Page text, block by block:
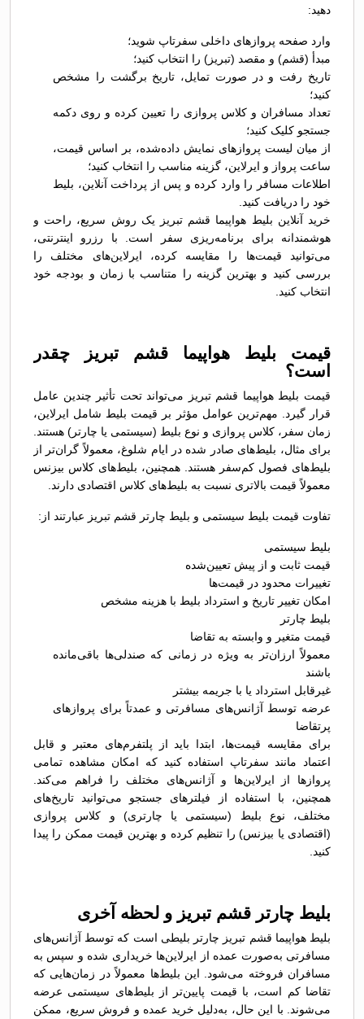
دهید:
وارد صفحه پروازهای داخلی سفرتاپ شوید؛
مبدأ (قشم) و مقصد (تبریز) را انتخاب کنید؛
تاریخ رفت و در صورت تمایل، تاریخ برگشت را مشخص
کنید؛
تعداد مسافران و کلاس پروازی را تعیین کرده و روی دکمه
جستجو کلیک کنید؛
از میان لیست پروازهای نمایش داده‌شده، بر اساس قیمت،
ساعت پرواز و ایرلاین، گزینه مناسب را انتخاب کنید؛
اطلاعات مسافر را وارد کرده و پس از پرداخت آنلاین، بلیط
خود را دریافت کنید.
خرید آنلاین بلیط هواپیما قشم تبریز یک روش سریع، راحت و
هوشمندانه برای برنامه‌ریزی سفر است. با رزرو اینترنتی،
می‌توانید قیمت‌ها را مقایسه کرده، ایرلاین‌های مختلف را
بررسی کنید و بهترین گزینه را متناسب با زمان و بودجه خود
انتخاب کنید.
قیمت بلیط هواپیما قشم تبریز چقدر
است؟
قیمت بلیط هواپیما قشم تبریز می‌تواند تحت تأثیر چندین عامل
قرار گیرد. مهم‌ترین عوامل مؤثر بر قیمت بلیط شامل ایرلاین،
زمان سفر، کلاس پروازی و نوع بلیط (سیستمی یا چارتر) هستند.
برای مثال، بلیط‌های صادر شده در ایام شلوغ، معمولاً گران‌تر از
بلیط‌های فصول کم‌سفر هستند. همچنین، بلیط‌های کلاس بیزنس
معمولاً قیمت بالاتری نسبت به بلیط‌های کلاس اقتصادی دارند.
تفاوت قیمت بلیط سیستمی و بلیط چارتر قشم تبریز عبارتند از:
بلیط سیستمی
قیمت ثابت و از پیش تعیین‌شده
تغییرات محدود در قیمت‌ها
امکان تغییر تاریخ و استرداد بلیط با هزینه مشخص
بلیط چارتر
قیمت متغیر و وابسته به تقاضا
معمولاً ارزان‌تر به ویژه در زمانی که صندلی‌ها باقی‌مانده
باشند
غیرقابل استرداد یا با جریمه بیشتر
عرضه توسط آژانس‌های مسافرتی و عمدتاً برای پروازهای
پرتقاضا
برای مقایسه قیمت‌ها، ابتدا باید از پلتفرم‌های معتبر و قابل
اعتماد مانند سفرتاپ استفاده کنید که امکان مشاهده تمامی
پروازها از ایرلاین‌ها و آژانس‌های مختلف را فراهم می‌کند.
همچنین، با استفاده از فیلترهای جستجو می‌توانید تاریخ‌های
مختلف، نوع بلیط (سیستمی یا چارتری) و کلاس پروازی
(اقتصادی یا بیزنس) را تنظیم کرده و بهترین قیمت ممکن را پیدا
کنید.
بلیط چارتر قشم تبریز و لحظه آخری
بلیط هواپیما قشم تبریز چارتر بلیطی است که توسط آژانس‌های
مسافرتی به‌صورت عمده از ایرلاین‌ها خریداری شده و سپس به
مسافران فروخته می‌شود. این بلیط‌ها معمولاً در زمان‌هایی که
تقاضا کم است، با قیمت پایین‌تر از بلیط‌های سیستمی عرضه
می‌شوند. با این حال، به‌دلیل خرید عمده و فروش سریع، ممکن